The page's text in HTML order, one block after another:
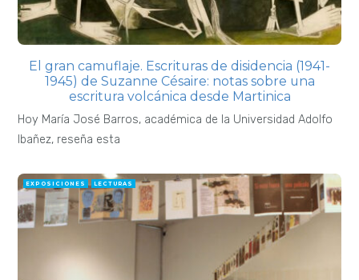
El gran camuflaje. Escrituras de disidencia (1941-
1945) de Suzanne Césaire: notas sobre una
escritura volcánica desde Martinica
Hoy María José Barros, académica de la Universidad Adolfo
Ibañez, reseña esta
EXPOSICIONES LECTURAS